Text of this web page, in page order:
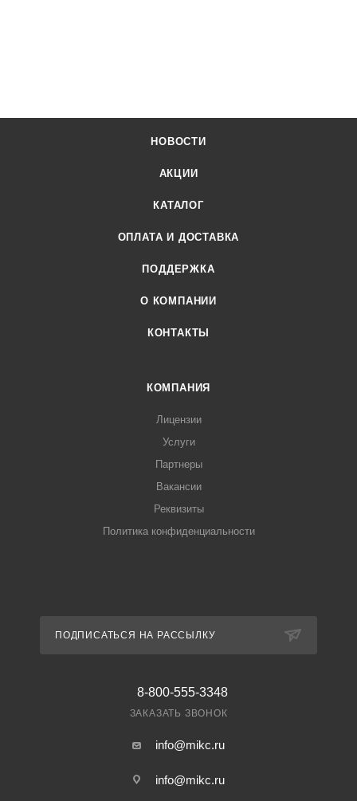
НОВОСТИ
АКЦИИ
КАТАЛОГ
ОПЛАТА И ДОСТАВКА
ПОДДЕРЖКА
О КОМПАНИИ
КОНТАКТЫ
КОМПАНИЯ
Лицензии
Услуги
Партнеры
Вакансии
Реквизиты
Политика конфиденциальности
ПОДПИСАТЬСЯ НА РАССЫЛКУ
8-800-555-3348
ЗАКАЗАТЬ ЗВОНОК
info@mikc.ru
info@mikc.ru